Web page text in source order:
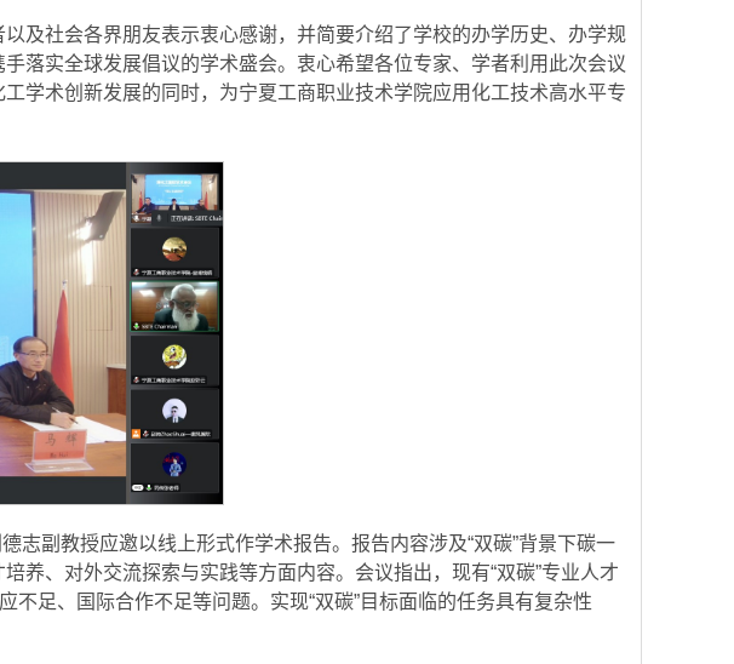
及社会各界朋友表示衷心感谢，并简要介绍了学校的办学历史、办学规
落实全球发展倡议的学术盛会。衷心希望各位专家、学者利用此次会议
学术创新发展的同时，为宁夏工商职业技术学院应用化工技术高水平专
志副教授应邀以线上形式作学术报告。报告内容涉及“双碳”背景下碳一
养、对外交流探索与实践等方面内容。会议指出，现有“双碳”专业人才
足、国际合作不足等问题。实现“双碳”目标面临的任务具有复杂性